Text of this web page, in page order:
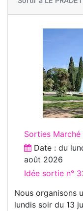
Sorties
Date : du
août 2026
Idée sortie n°
Nous organisons
lundis soir du 13